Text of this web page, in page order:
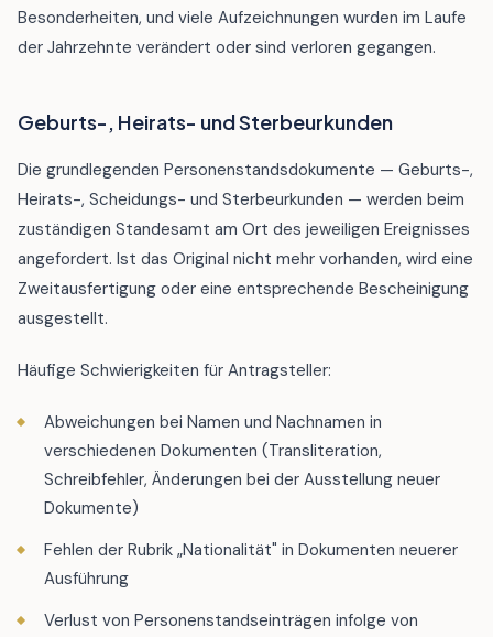
Besonderheiten, und viele Aufzeichnungen wurden im Laufe
der Jahrzehnte verändert oder sind verloren gegangen.
Geburts-, Heirats- und Sterbeurkunden
Die grundlegenden Personenstandsdokumente — Geburts-,
Heirats-, Scheidungs- und Sterbeurkunden — werden beim
zuständigen Standesamt am Ort des jeweiligen Ereignisses
angefordert. Ist das Original nicht mehr vorhanden, wird eine
Zweitausfertigung oder eine entsprechende Bescheinigung
ausgestellt.
Häufige Schwierigkeiten für Antragsteller:
Abweichungen bei Namen und Nachnamen in
verschiedenen Dokumenten (Transliteration,
Schreibfehler, Änderungen bei der Ausstellung neuer
Dokumente)
Fehlen der Rubrik „Nationalität" in Dokumenten neuerer
Ausführung
Verlust von Personenstandseinträgen infolge von